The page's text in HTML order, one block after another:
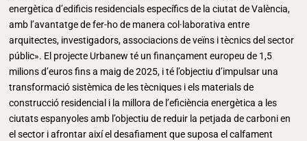
energètica d’edificis residencials específics de la ciutat de València,
amb l’avantatge de fer-ho de manera col·laborativa entre
arquitectes, investigadors, associacions de veïns i tècnics del sector
públic». El projecte Urbanew té un finançament europeu de 1,5
milions d’euros fins a maig de 2025, i té l’objectiu d’impulsar una
transformació sistèmica de les tècniques i els materials de
construcció residencial i la millora de l’eficiència energètica a les
ciutats espanyoles amb l’objectiu de reduir la petjada de carboni en
el sector i afrontar així el desafiament que suposa el calfament